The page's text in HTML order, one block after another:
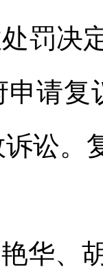
罚决
请复
讼。
华、